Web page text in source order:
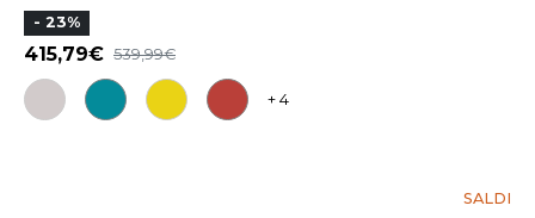
- 23%
415,79 539,99
+ 4
SALDI